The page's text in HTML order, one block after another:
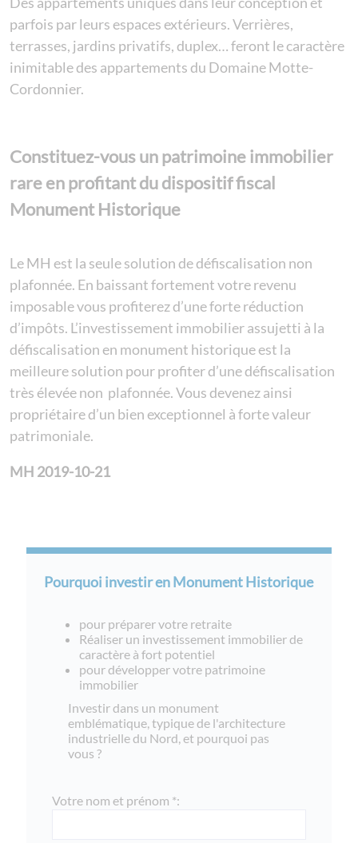
parfois par leurs espaces extérieurs. Verrières,
terrasses, jardins privatifs, duplex… feront le caractère
inimitable des appartements du Domaine Motte-
Cordonnier.
Constituez-vous un patrimoine immobilier
rare en profitant du dispositif fiscal
Monument Historique
Le MH est la seule solution de défiscalisation non
plafonnée. En baissant fortement votre revenu
imposable vous profiterez d’une forte réduction
d’impôts. L’investissement immobilier assujetti à la
défiscalisation en monument historique est la
meilleure solution pour profiter d’une défiscalisation
très élevée non plafonnée. Vous devenez ainsi
propriétaire d’un bien exceptionnel à forte valeur
patrimoniale.
MH 2019-10-21
Pourquoi investir en Monument Historique
pour préparer votre retraite
Réaliser un investissement immobilier de
caractère à fort potentiel
pour développer votre patrimoine
immobilier
Investir dans un monument
emblématique, typique de l'architecture
industrielle du Nord, et pourquoi pas
vous ?
Votre nom et prénom *: